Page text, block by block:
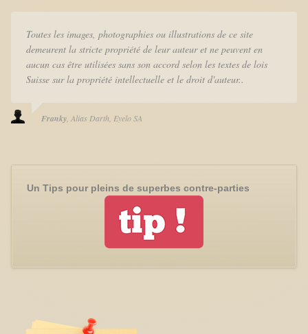
Toutes les images, photographies ou illustrations de ce site
demeurent la stricte propriété de leur auteur et ne peuvent en
aucun cas être utilisées sans son accord selon les textes de lois
Suisse sur la propriété intellectuelle et le droit d'auteur..
Franky Alias Darth Eyelo SA
Un Tips pour pleins de superbes contre-parties